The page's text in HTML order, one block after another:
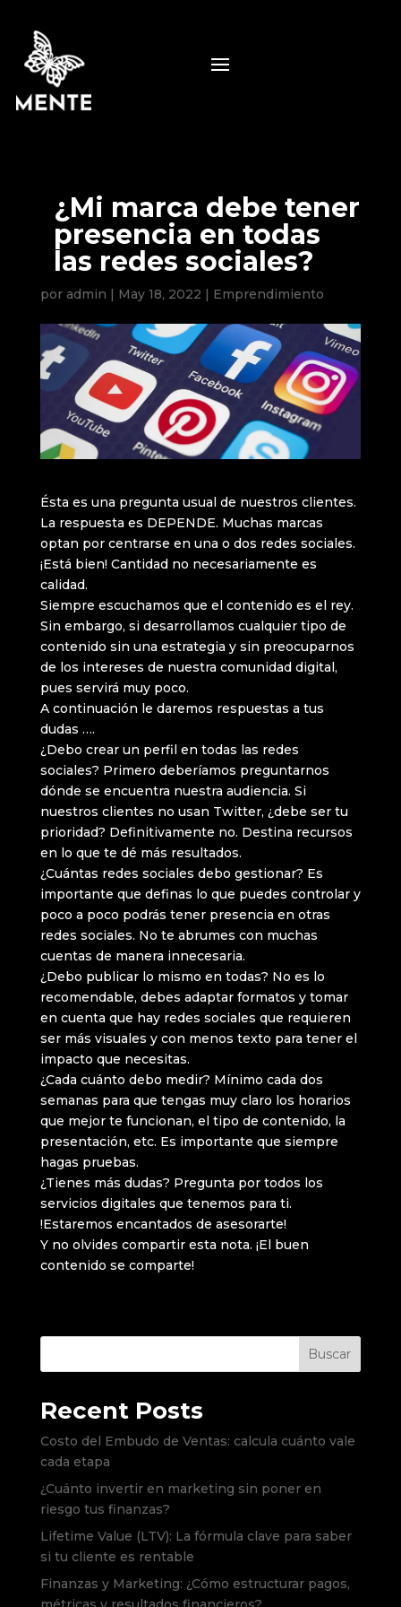
¿Mi marca debe tener
presencia en todas
las redes sociales?
por admin | May 18, 2022 | Emprendimiento
Ésta es una pregunta usual de nuestros clientes.
La respuesta es DEPENDE. Muchas marcas
optan por centrarse en una o dos redes sociales.
¡Está bien! Cantidad no necesariamente es
calidad.
Siempre escuchamos que el contenido es el rey.
Sin embargo, si desarrollamos cualquier tipo de
contenido sin una estrategia y sin preocuparnos
de los intereses de nuestra comunidad digital,
pues servirá muy poco.
A continuación le daremos respuestas a tus
dudas ….
¿Debo crear un perfil en todas las redes
sociales? Primero deberíamos preguntarnos
dónde se encuentra nuestra audiencia. Si
nuestros clientes no usan Twitter, ¿debe ser tu
prioridad? Definitivamente no. Destina recursos
en lo que te dé más resultados.
¿Cuántas redes sociales debo gestionar? Es
importante que definas lo que puedes controlar y
poco a poco podrás tener presencia en otras
redes sociales. No te abrumes con muchas
cuentas de manera innecesaria.
¿Debo publicar lo mismo en todas? No es lo
recomendable, debes adaptar formatos y tomar
en cuenta que hay redes sociales que requieren
ser más visuales y con menos texto para tener el
impacto que necesitas.
¿Cada cuánto debo medir? Mínimo cada dos
semanas para que tengas muy claro los horarios
que mejor te funcionan, el tipo de contenido, la
presentación, etc. Es importante que siempre
hagas pruebas.
¿Tienes más dudas? Pregunta por todos los
servicios digitales que tenemos para ti.
!Estaremos encantados de asesorarte!
Y no olvides compartir esta nota. ¡El buen
contenido se comparte!
Buscar
Recent Posts
Costo del Embudo de Ventas: calcula cuánto vale
cada etapa
¿Cuánto invertir en marketing sin poner en
riesgo tus finanzas?
Lifetime Value (LTV): La fórmula clave para saber
si tu cliente es rentable
Finanzas y Marketing: ¿Cómo estructurar pagos,